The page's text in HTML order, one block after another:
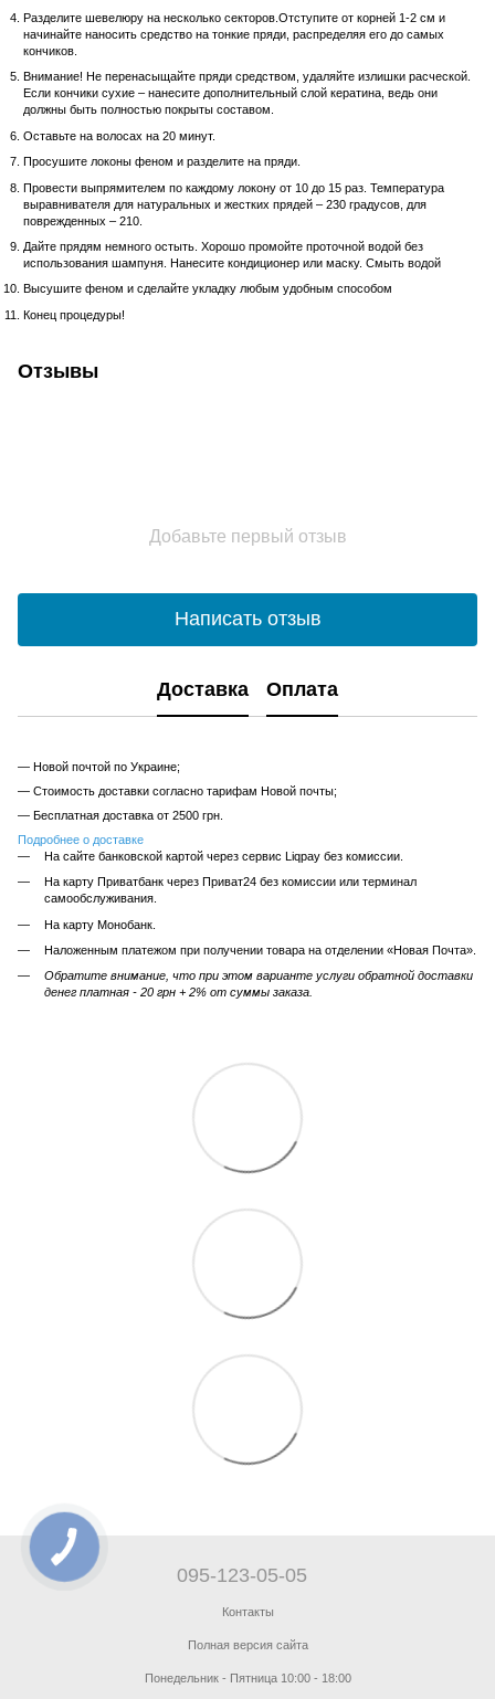
Разделите шевелюру на несколько секторов.Отступите от корней 1-2 см и
начинайте наносить средство на тонкие пряди, распределяя его до самых
кончиков.
Внимание! Не перенасыщайте пряди средством, удаляйте излишки расческой.
Если кончики сухие – нанесите дополнительный слой кератина, ведь они
должны быть полностью покрыты составом.
Оставьте на волосах на 20 минут.
Просушите локоны феном и разделите на пряди.
Провести выпрямителем по каждому локону от 10 до 15 раз. Температура
выравнивателя для натуральных и жестких прядей – 230 градусов, для
поврежденных – 210.
Дайте прядям немного остыть. Хорошо промойте проточной водой без
использования шампуня. Нанесите кондиционер или маску. Смыть водой
Высушите феном и сделайте укладку любым удобным способом
Конец процедуры!
Отзывы
Добавьте первый отзыв
Написать отзыв
Доставка Оплата
— Новой почтой по Украине;
— Стоимость доставки согласно тарифам Новой почты;
— Бесплатная доставка от 2500 грн.
Подробнее о доставке
На сайте банковской картой через сервис Liqpay без комиссии.
На карту Приватбанк через Приват24 без комиссии или терминал
самообслуживания.
На карту Монобанк.
Наложенным платежом при получении товара на отделении «Новая Почта».
Обратите внимание, что при этом варианте услуги обратной доставки
денег платная - 20 грн + 2% от суммы заказа.
095-123-05-05
Контакты
Полная версия сайта
Понедельник - Пятница 10:00 - 18:00